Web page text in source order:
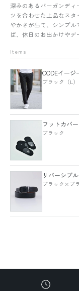
深みのあるバーガンディ
ツを合わせた上品なス
やかさが出て、シンプ
ば、休日のお出かけやデ
Items
CODEイージ
ブラック（L）
フットカバ
ブラック
リバーシブ
ブラック×ブ